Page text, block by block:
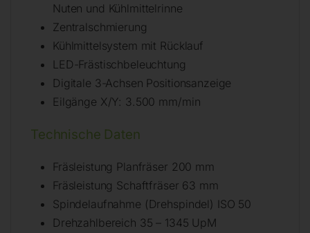
Nuten und Kühlmittelrinne
Zentralschmierung
Kühlmittelsystem mit Rücklauf
LED-Frästischbeleuchtung
Digitale 3-Achsen Positionsanzeige
Eilgänge X/Y: 3.500 mm/min
Technische Daten
Fräsleistung Planfräser 200 mm
Fräsleistung Schaftfräser 63 mm
Spindelaufnahme (Drehspindel) ISO 50
Drehzahlbereich 35 – 1345 UpM